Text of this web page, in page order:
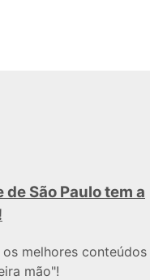
São Paulo tem a
melhores conteúdos
mão"!